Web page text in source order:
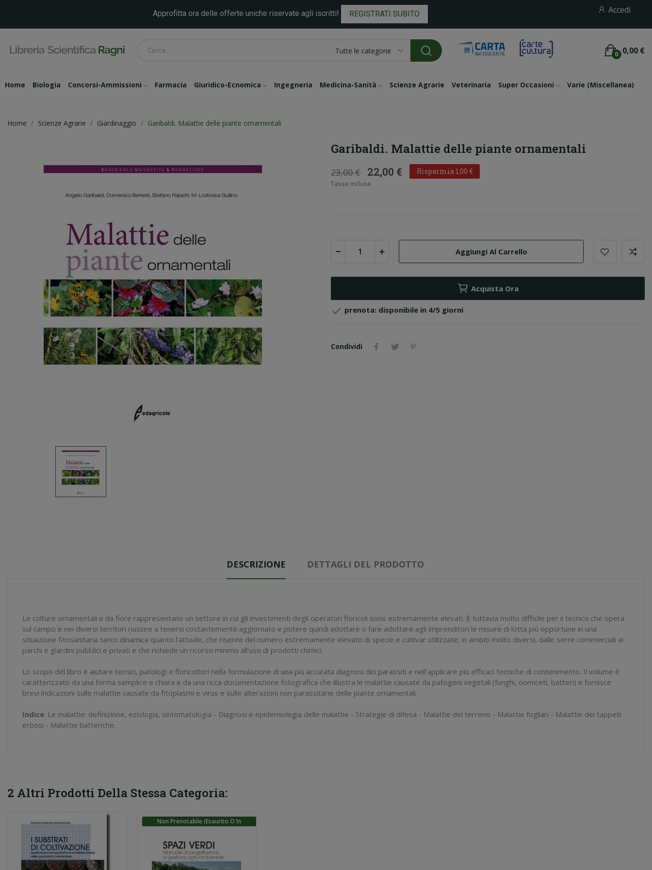
Approfitta ora delle offerte uniche riservate agli iscritti! REGISTRATI SUBITO Accedi
Tutte le categorie 0,00 €
0
Home Biologia Concorsi-Ammissioni Farmacia Giuridico-Ecnomica Ingegneria Medicina-Sanità Scienze Agrarie Veterinaria Super Occasioni Varie (miscellanea)
Home Scienze Agrarie Giardinaggio Garibaldi. Malattie delle piante ornamentali
Garibaldi. Malattie delle piante ornamentali
23,00 € 22,00 € Risparmia 1,00 €
Tasse incluse
Aggiungi Al Carrello
Acquista Ora
 prenota: disponibile in 4/5 giorni
Condividi
DESCRIZIONE DETTAGLI DEL PRODOTTO
Le colture ornamentali e da fiore rappresentano un settore in cui gli investimenti degli operatori floricoli sono estremamente elevati. È tuttavia molto difficile per il tecnico che opera
sul campo e nei diversi territori riuscire a tenersi costantemente aggiornato e potere quindi adottare o fare adottare agli imprenditori le misure di lotta più opportune in una
situazione fitosanitaria tanto dinamica quanto l’attuale, che risente del numero estremamente elevato di specie e cultivar utilizzate, in ambiti molto diversi, dalle serre commerciali ai
parchi e giardini pubblici e privati e che richiede un ricorso minimo all’uso di prodotti chimici.
Lo scopo del libro è aiutare tecnici, patologi e floricoltori nella formulazione di una più accurata diagnosi dei parassiti e nell’applicare più efficaci tecniche di contenimento. Il volume è
caratterizzato da una forma semplice e chiara e da una ricca documentazione fotografica che illustra le malattie causate da patogeni vegetali (funghi, oomiceti, batteri) e fornisce
brevi indicazioni sulle malattie causate da fitoplasmi e virus e sulle alterazioni non parassitarie delle piante ornamentali.
Indice: Le malattie: definizione, eziologia, sintomatologia - Diagnosi e epidemiologia delle malattie - Strategie di difesa - Malattie del terreno - Malattie fogliari - Malattie dei tappeti
erbosi - Malattie batteriche.
2 Altri Prodotti Della Stessa Categoria:
Non Prenotabile (esaurito O In